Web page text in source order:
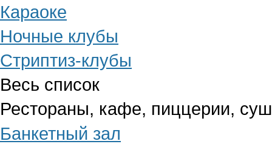
Караоке
Ночные клубы
Стриптиз-клубы
Весь список
Рестораны, кафе, пиццерии,
Банкетный зал